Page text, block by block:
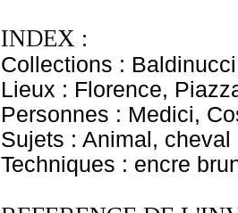
INDEX :
Collections :
Lieux : Florence,
Personnes : Medici,
Sujets : Animal, cheval
Techniques : encre